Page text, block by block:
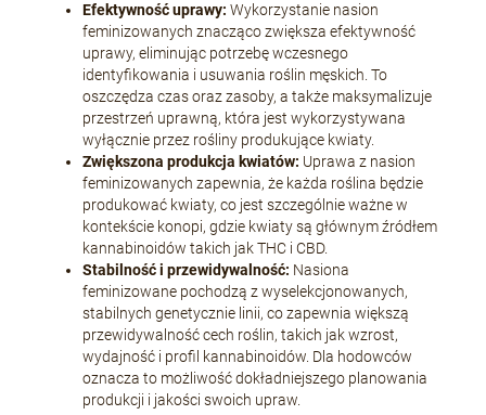
Efektywność uprawy: Wykorzystanie nasion
feminizowanych znacząco zwiększa efektywność
uprawy, eliminując potrzebę wczesnego
identyfikowania i usuwania roślin męskich. To
oszczędza czas oraz zasoby, a także maksymalizuje
przestrzeń uprawną, która jest wykorzystywana
wyłącznie przez rośliny produkujące kwiaty.
Zwiększona produkcja kwiatów: Uprawa z nasion
feminizowanych zapewnia, że każda roślina będzie
produkować kwiaty, co jest szczególnie ważne w
kontekście konopi, gdzie kwiaty są głównym źródłem
kannabinoidów takich jak THC i CBD.
Stabilność i przewidywalność: Nasiona
feminizowane pochodzą z wyselekcjonowanych,
stabilnych genetycznie linii, co zapewnia większą
przewidywalność cech roślin, takich jak wzrost,
wydajność i profil kannabinoidów. Dla hodowców
oznacza to możliwość dokładniejszego planowania
produkcji i jakości swoich upraw.